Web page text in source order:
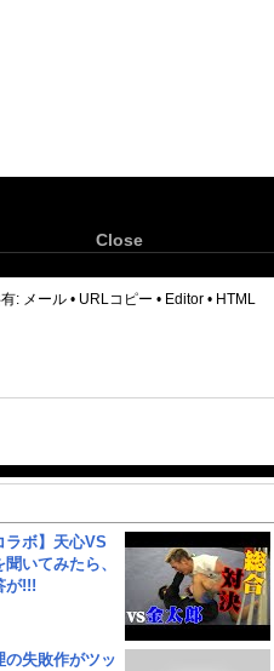
Close
: メール • URLコピー • Editor • HTML
ラボ】天心VS
いてみたら、
が!!!
の失敗作がツッ